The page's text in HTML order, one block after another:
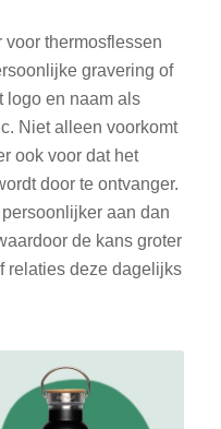
thermosflessen
gravering of
logo en naam als
Niet alleen voorkomt
ook voor dat het
door te ontvanger.
aan dan
de kans groter
relaties deze dagelijks